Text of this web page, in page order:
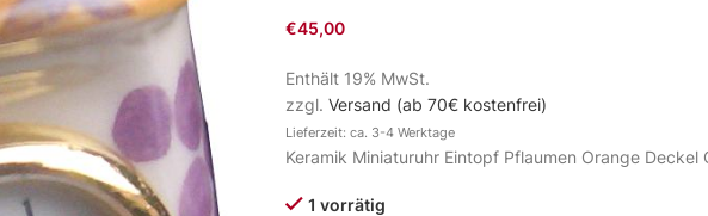
€45,00
Enthält 19% MwSt.
zzgl. Versand (ab 70€ kostenfrei)
Lieferzeit: ca. 3-4 Werktage
Keramik Miniaturuhr Eintopf Pflaumen Orange Deckel
1 vorrätig